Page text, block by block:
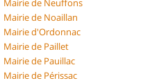
Mairie de Neuffons
Mairie de Noaillan
Mairie d'Ordonnac
Mairie de Paillet
Mairie de Pauillac
Mairie de Périssac